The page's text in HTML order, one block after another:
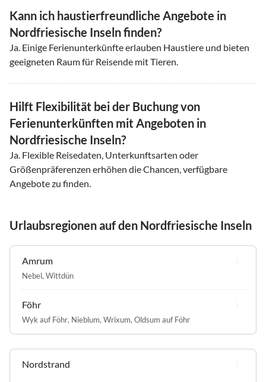
Kann ich haustierfreundliche Angebote in
Nordfriesische Inseln finden?
Ja. Einige Ferienunterkünfte erlauben Haustiere und bieten
geeigneten Raum für Reisende mit Tieren.
Hilft Flexibilität bei der Buchung von
Ferienunterkünften mit Angeboten in
Nordfriesische Inseln?
Ja. Flexible Reisedaten, Unterkunftsarten oder
Größenpräferenzen erhöhen die Chancen, verfügbare
Angebote zu finden.
Urlaubsregionen auf den Nordfriesische Inseln
Amrum
Nebel, Wittdün
Föhr
Wyk auf Föhr, Nieblum, Wrixum, Oldsum auf Föhr
Nordstrand